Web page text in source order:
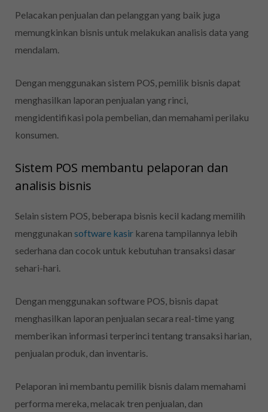
Pelacakan penjualan dan pelanggan yang baik juga
memungkinkan bisnis untuk melakukan analisis data yang
mendalam.
Dengan menggunakan sistem POS, pemilik bisnis dapat
menghasilkan laporan penjualan yang rinci,
mengidentifikasi pola pembelian, dan memahami perilaku
konsumen.
Sistem POS membantu pelaporan dan
analisis bisnis
Selain sistem POS, beberapa bisnis kecil kadang memilih
menggunakan software kasir karena tampilannya lebih
sederhana dan cocok untuk kebutuhan transaksi dasar
sehari-hari.
Dengan menggunakan software POS, bisnis dapat
menghasilkan laporan penjualan secara real-time yang
memberikan informasi terperinci tentang transaksi harian,
penjualan produk, dan inventaris.
Pelaporan ini membantu pemilik bisnis dalam memahami
performa mereka, melacak tren penjualan, dan